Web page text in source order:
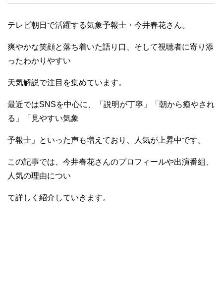
テレビ朝日で活躍する気象予報士・今井春花さん。
爽やかな笑顔と落ち着いた語り口、そして視聴者に寄り添
ったわかりやすい
天気解説で注目を集めています。
最近ではSNSを中心に、「説明が丁寧」「朝から癒やされ
る」「見やすい気象
予報士」といった声も増えており、人気が上昇中です。
この記事では、今井春花さんのプロフィールや出演番組、
人気の理由につい
て詳しく紹介していきます。